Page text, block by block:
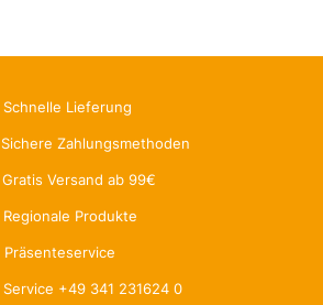
Schnelle Lieferung
Sichere Zahlungsmethoden
Gratis Versand ab 99€
Regionale Produkte
Präsenteservice
Service +49 341 231624 0